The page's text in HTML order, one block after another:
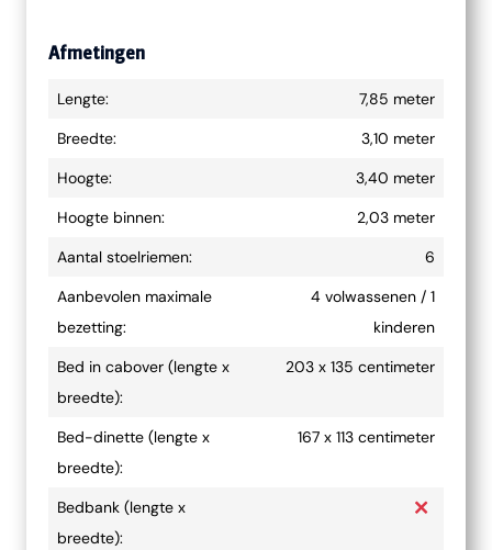
Afmetingen
Lengte:
7,85 meter
Breedte:
3,10 meter
Hoogte:
3,40 meter
Hoogte binnen:
2,03 meter
Aantal stoelriemen:
6
Aanbevolen maximale
bezetting:
4 volwassenen / 1
kinderen
Bed in cabover (lengte x
breedte):
203 x 135 centimeter
Bed-dinette (lengte x
breedte):
167 x 113 centimeter
Bedbank (lengte x
breedte):